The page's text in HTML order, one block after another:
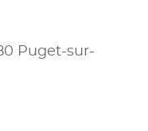
Puget-sur-